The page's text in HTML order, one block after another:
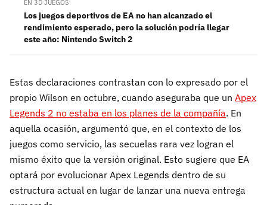
EN 3D JUEGOS
Los juegos deportivos de EA no han alcanzado el
rendimiento esperado, pero la solución podría llegar
este año: Nintendo Switch 2
Estas declaraciones contrastan con lo expresado por el
propio Wilson en octubre, cuando aseguraba que un Apex
Legends 2 no estaba en los planes de la compañía. En
aquella ocasión, argumentó que, en el contexto de los
juegos como servicio, las secuelas rara vez logran el
mismo éxito que la versión original. Esto sugiere que EA
optará por evolucionar Apex Legends dentro de su
estructura actual en lugar de lanzar una nueva entrega